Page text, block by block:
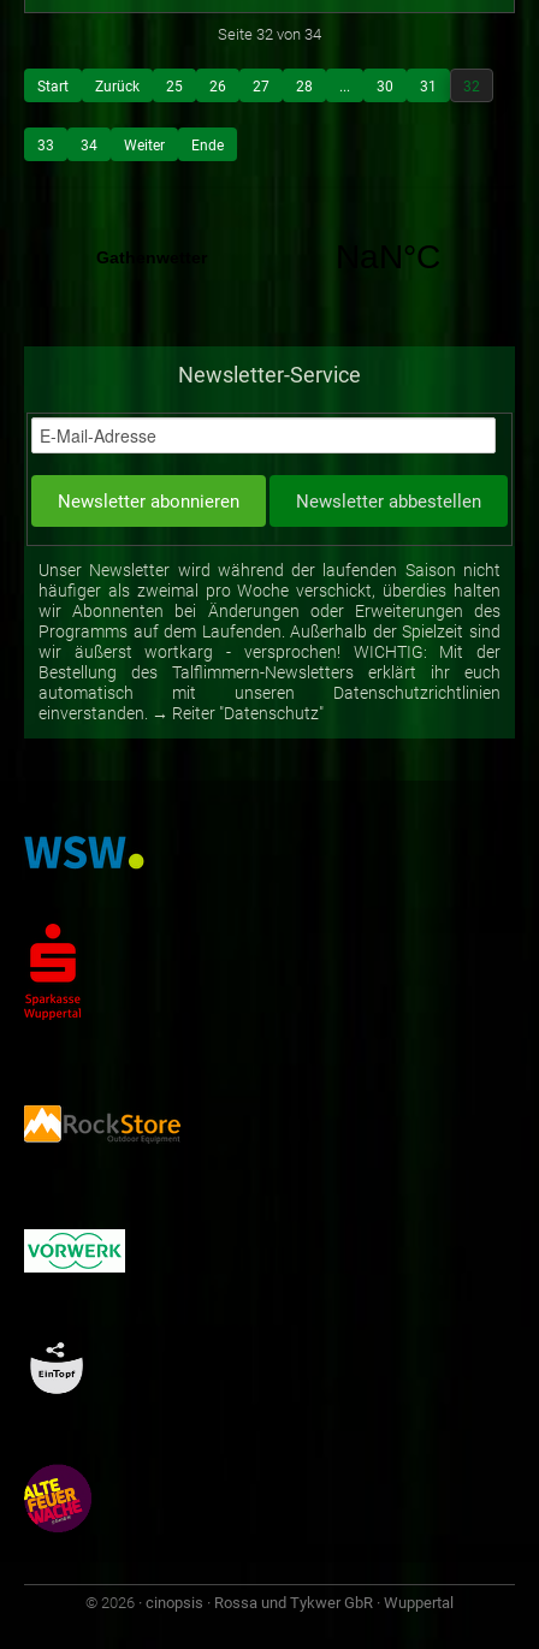
Seite 32 von 34
Start Zurück 25 26 27 28 ... 30 31 32
33 34 Weiter Ende
Newsletter-Service
Unser Newsletter wird während der laufenden Saison nicht
häufiger als zweimal pro Woche verschickt, überdies halten
wir Abonnenten bei Änderungen oder Erweiterungen des
Programms auf dem Laufenden. Außerhalb der Spielzeit sind
wir äußerst wortkarg - versprochen! WICHTIG: Mit der
Bestellung des Talflimmern-Newsletters erklärt ihr euch
automatisch mit unseren Datenschutzrichtlinien
einverstanden. → Reiter "Datenschutz"
© 2026 · cinopsis · Rossa und Tykwer GbR · Wuppertal